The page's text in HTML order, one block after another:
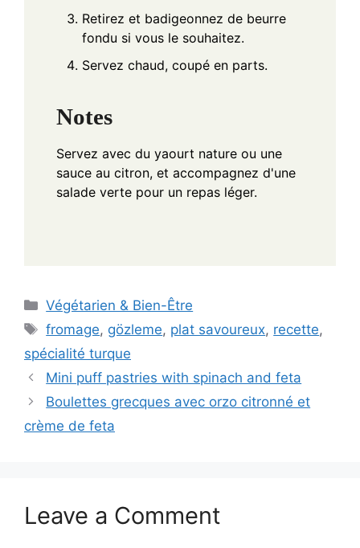
Retirez et badigeonnez de beurre
fondu si vous le souhaitez.
Servez chaud, coupé en parts.
Notes
Servez avec du yaourt nature ou une
sauce au citron, et accompagnez d'une
salade verte pour un repas léger.
Categories
Végétarien & Bien-Être
Tags
fromage, gözleme, plat savoureux, recette,
spécialité turque
Mini puff pastries with spinach and feta
Boulettes grecques avec orzo citronné et
crème de feta
Leave a Comment